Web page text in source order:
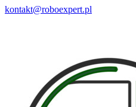
kontakt@roboexpert.pl